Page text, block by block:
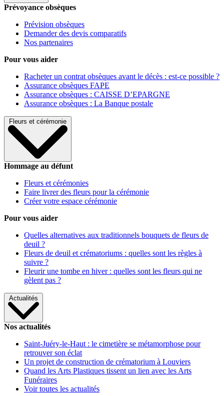
Prévoyance obsèques
Prévision obsèques
Demander des devis comparatifs
Nos partenaires
Pour vous aider
Racheter un contrat obsèques avant le décès : est-ce possible ?
Assurance obsèques FAPE
Assurance obsèques : CAISSE D’EPARGNE
Assurance obsèques : La Banque postale
Fleurs et cérémonie
Hommage au défunt
Fleurs et cérémonies
Faire livrer des fleurs pour la cérémonie
Créer votre espace cérémonie
Pour vous aider
Quelles alternatives aux traditionnels bouquets de fleurs de
deuil ?
Fleurs de deuil et crématoriums : quelles sont les règles à
suivre ?
Fleurir une tombe en hiver : quelles sont les fleurs qui ne
gèlent pas ?
Actualités
Nos actualités
Saint-Juéry-le-Haut : le cimetière se métamorphose pour
retrouver son éclat
Un projet de construction de crématorium à Louviers
Quand les Arts Plastiques tissent un lien avec les Arts
Funéraires
Voir toutes les actualités